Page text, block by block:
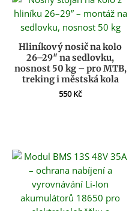
Hliníkový nosič na kolo
26–29″ na sedlovku,
nosnost 50 kg – pro MTB,
treking i městská kola
550Kč